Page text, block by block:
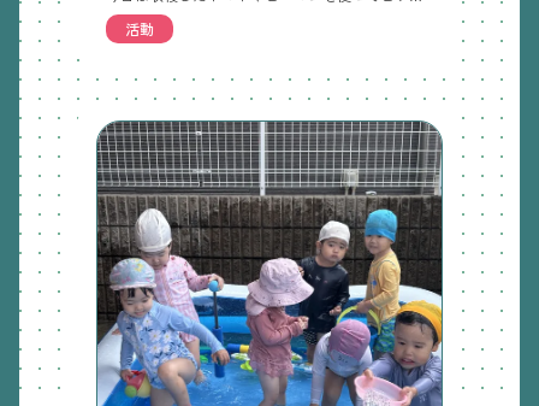
活動